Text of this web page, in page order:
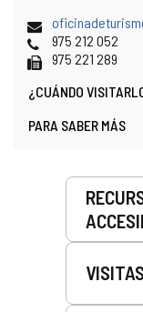
Dirección
de
correo
electrónico
Teléfonos
975 212 052
Fax 975 221 289
¿CUÁNDO
PARA SABER MÁS